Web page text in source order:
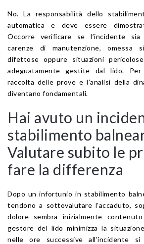
No. La responsabilità dello
automatica e deve essere
Occorre verificare se l’incidente
carenze di manutenzione, omessa
difettose oppure situazioni
adeguatamente gestite dal lido.
raccolta delle prove e l’analisi della
diventano fondamentali.
Hai avuto un
stabilimento
Valutare subito le
fare la differenza
Dopo un infortunio in stabilimento
tendono a sottovalutare l’accaduto,
dolore sembra inizialmente
gestore del lido minimizza la
nelle ore successive all’incidente